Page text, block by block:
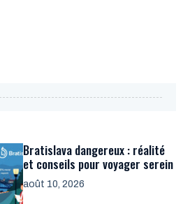
Bratislava dangereux : réalité
et conseils pour voyager serein
août 10, 2026